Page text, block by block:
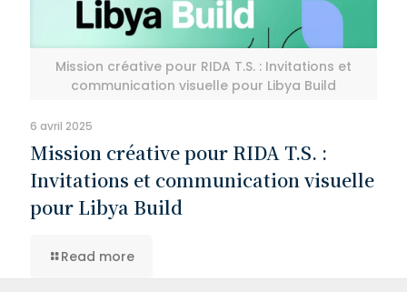
Mission créative pour RIDA T.S. : Invitations et
communication visuelle pour Libya Build
6 avril 2025
Mission créative pour RIDA T.S. :
Invitations et communication visuelle
pour Libya Build
Read more